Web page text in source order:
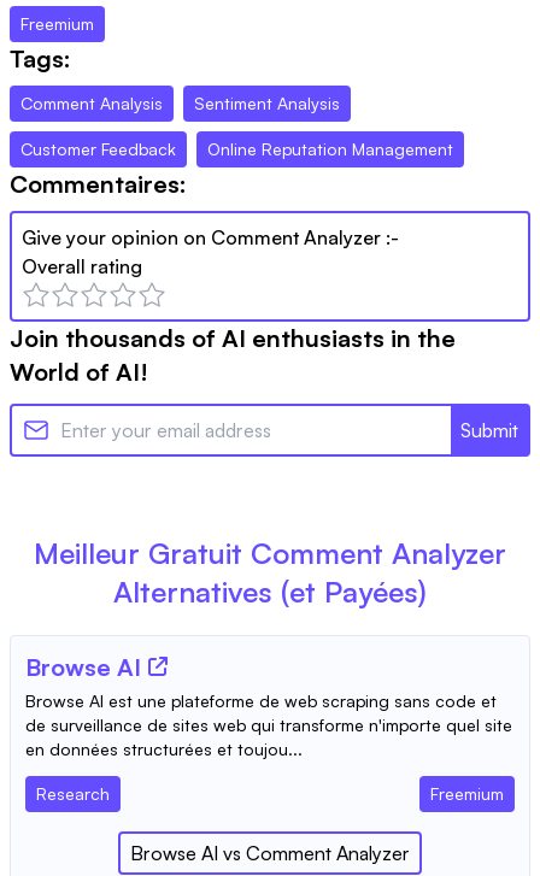
Freemium
Tags:
Comment Analysis Sentiment Analysis
Customer Feedback Online Reputation Management
Commentaires:
Give your opinion on Comment Analyzer :-
Overall rating
Join thousands of AI enthusiasts in the
World of AI!
Submit
Meilleur Gratuit Comment Analyzer
Alternatives (et Payées)
Browse AI
Browse AI est une plateforme de web scraping sans code et
de surveillance de sites web qui transforme n'importe quel site
en données structurées et toujou...
Research Freemium
Browse AI vs Comment Analyzer